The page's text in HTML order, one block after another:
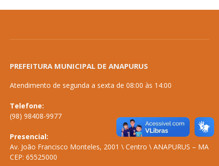
PREFEITURA MUNICIPAL DE ANAPURUS
Atendimento de segunda a sexta de 08:00 às 14:00
Telefone:
(98) 98408-9977
Presencial:
Av. João Francisco Monteles, 2001 \ Centro \ ANAPURUS – MA
CEP: 65525000